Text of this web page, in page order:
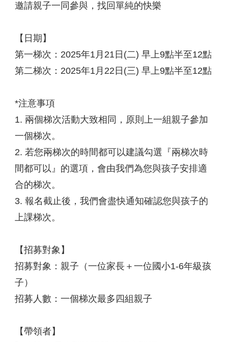
邀請親子一同參與，找回單純的快樂
【日期】
第一梯次：2025年1月21日(二) 早上9點半至12點
第二梯次：2025年1月22日(三) 早上9點半至12點
*注意事項
1. 兩個梯次活動大致相同，原則上一組親子參加
一個梯次。
2. 若您兩梯次的時間都可以建議勾選『兩梯次時
間都可以』的選項，會由我們為您與孩子安排適
合的梯次。
3. 報名截止後，我們會盡快通知確認您與孩子的
上課梯次。
【招募對象】
招募對象：親子（一位家長＋一位國小1-6年級孩
子）
招募人數：一個梯次最多四組親子
【帶領者】